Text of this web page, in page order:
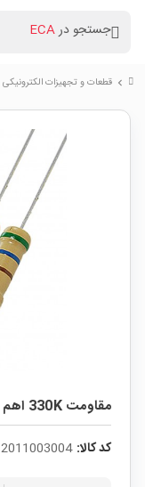
جستجو درECA
chevron_right قطعات و تجهیزات الکترونیکی
مقاومت 330K اهم 0.5w
کد کالا: 2011003004